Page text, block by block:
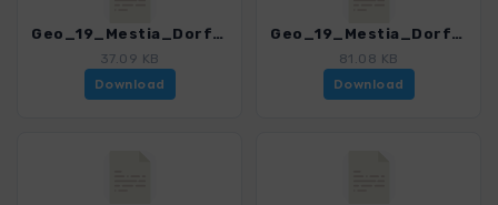
Geo_19_Mestia_Dorfspaziergang.gpx
37.09 KB
Download
Geo_19_Mestia_Dorfspaziergang_VAR.gpx
81.08 KB
Download